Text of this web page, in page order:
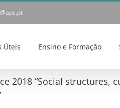
Úteis Ensino e Formação
2018 “Social